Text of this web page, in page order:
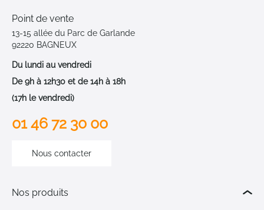
Point de vente
13-15 allée du Parc de Garlande
92220 BAGNEUX
Du lundi au vendredi
De 9h à 12h30 et de 14h à 18h
(17h le vendredi)
01 46 72 30 00
Nous contacter
Nos produits